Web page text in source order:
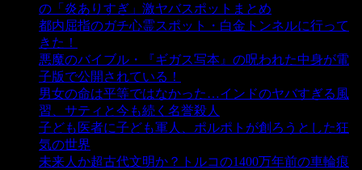
の「炎ありすぎ」激ヤバスポットまとめ
都内屈指のガチ心霊スポット・白金トンネルに行って
きた！
悪魔のバイブル・『ギガス写本』の呪われた中身が電
子版で公開されている！
男女の命は平等ではなかった…インドのヤバすぎる風
習、サティと今も続く名誉殺人
子ども医者に子ども軍人、ポルポトが創ろうとした狂
気の世界
未来人か超古代文明か？トルコの1400万年前の車輪痕